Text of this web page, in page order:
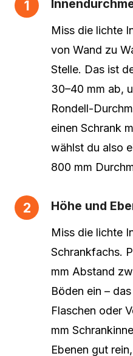
Miss die lichte
von Wand zu
Stelle. Das ist
30–40 mm ab,
Rondell-
einen Schrank
wählst du also
800 mm
Höhe und
Miss die lichte
Schrankfachs.
mm Abstand
Böden ein –
Flaschen oder
mm
Ebenen gut